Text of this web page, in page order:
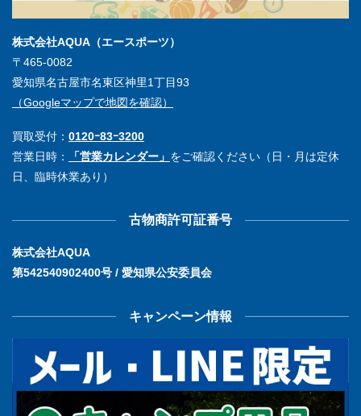
株式会社AQUA（エースポーツ）
〒465-0082
愛知県名古屋市名東区神里1丁目93
（Googleマップで地図を確認）
買取受付： 0120ｰ83ｰ3200
営業日時：
「営業カレンダー」 をご確認ください（日・月は定休
日、臨時休業あり）
古物商許可証番号
株式会社AQUA
第542540902400号 / 愛知県公安委員会
キャンペーン情報